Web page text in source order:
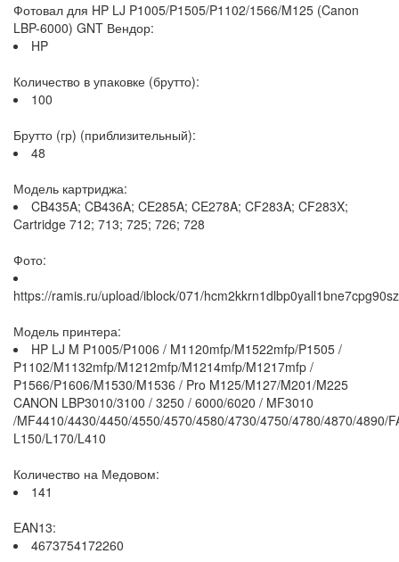
Фотовал для HP LJ P1005/P1505/P1102/1566/M125 (Canon
LBP-6000) GNT Вендор:
HP
Количество в упаковке (брутто):
100
Брутто (гр) (приблизительный):
48
Модель картриджа:
CB435A; CB436A; CE285A; CE278A; CF283A; CF283X;
Cartridge 712; 713; 725; 726; 728
Фото:
https://ramis.ru/upload/iblock/071/
Модель принтера:
HP LJ M P1005/P1006 / M1120mfp/M1522mfp/P1505 /
P1102/M1132mfp/M1212mfp/M1214mfp/M1217mfp /
P1566/P1606/M1530/M1536 / Pro M125/M127/M201/M225
CANON LBP3010/3100 / 3250 / 6000/6020 / MF3010
/MF4410/4430/4450/4550/4570/4580/4730/4750/4780/4870/4890/
L150/L170/L410
Количество на Медовом:
141
EAN13:
4673754172260